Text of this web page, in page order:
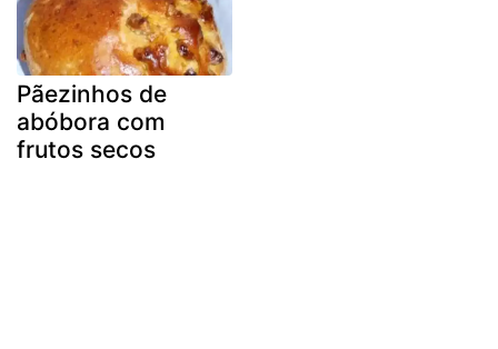
Pãezinhos de
abóbora com
frutos secos